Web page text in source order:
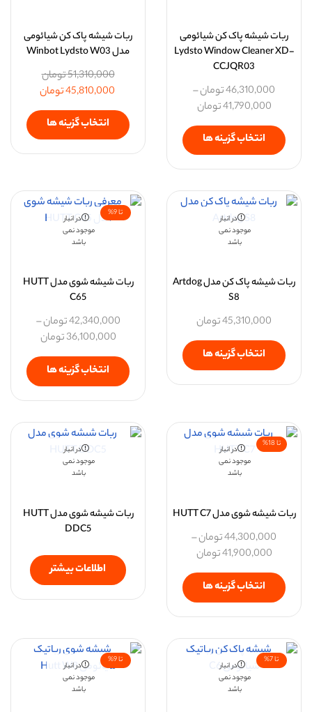
ربات شیشه پاک کن شیائومی
Lydsto Window Cleaner XD-
CCJQR03
46,310,000تومان–
41,790,000تومان
انتخاب گزینه ها
ربات شیشه پاک کن شیائومی
مدل Winbot Lydsto W03
51,310,000تومان
45,810,000تومان
انتخاب گزینه ها
در انبار
موجود نمی
باشد
ربات شیشه پاک کن مدل Artdog
S8
45,310,000تومان
انتخاب گزینه ها
تا 9%
در انبار
موجود نمی
باشد
ربات شیشه ‌شوی مدل HUTT
C65
42,340,000تومان–
36,100,000تومان
انتخاب گزینه ها
تا 18%
در انبار
موجود نمی
باشد
ربات شیشه ‌شوی مدل HUTT C7
44,300,000تومان–
41,900,000تومان
انتخاب گزینه ها
در انبار
موجود نمی
باشد
ربات شیشه‌ شوی مدل HUTT
DDC5
اطلاعات بیشتر
تا 7%
در انبار
موجود نمی
باشد
تا 9%
در انبار
موجود نمی
باشد